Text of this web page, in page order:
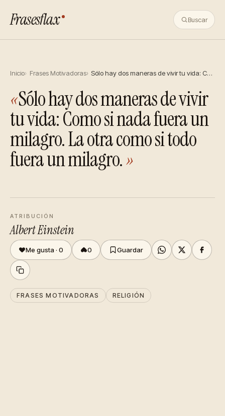
Frasesflax Buscar
Inicio Frases Motivadoras Sólo hay dos maneras de vivir tu vida: C…
«Sólo hay dos maneras de vivir
tu vida: Como si nada fuera un
milagro. La otra como si todo
fuera un milagro.»
ATRIBUCIÓN
Albert Einstein
Me gusta · 0 0 Guardar
FRASES MOTIVADORAS RELIGIÓN